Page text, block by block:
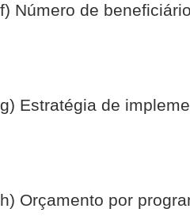
f) Número de
g) Estratégia de
h) Orçamento por